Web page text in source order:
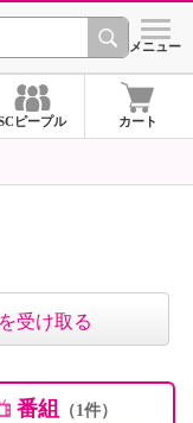
ショッ
メニュー
ピープル カート
受け取る
番組 （1件）